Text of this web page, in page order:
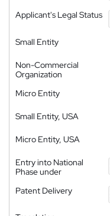
Applicant's Legal Status
Small Entity
Non-Commercial
Organization
Micro Entity
Small Entity, USA
Micro Entity, USA
Entry into National
Phase under
Patent Delivery